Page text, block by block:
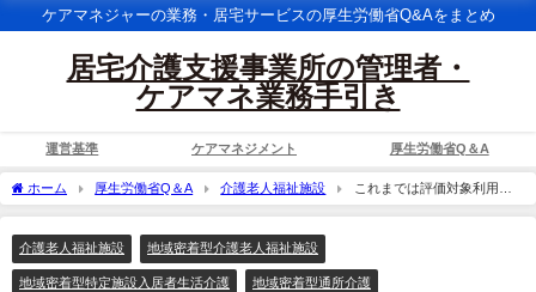
ケアマネジャーの業務・居宅サービスの厚生労働省Q&Aをまとめ
居宅介護支援事業所の管理者・
ケアマネ業務手引き
運営基準 ケアマネジメント 厚生労働省Q＆A
ホーム 厚生労働省Q＆A 介護老人福祉施設
これまでは評価対象利用開
始月と、当該月から起算して６月目の値で評価していたが、今回の改正で評価対象利
か。
介護老人福祉施設 地域密着型介護老人福祉施設
地域密着型特定施設入居者生活介護 地域密着型通所介護